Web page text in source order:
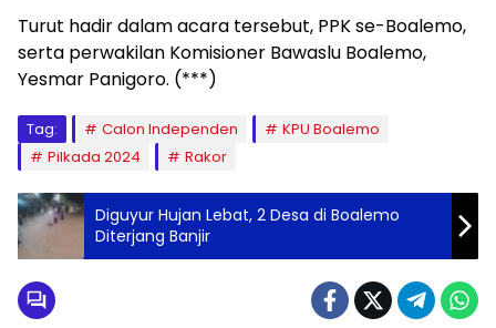
Turut hadir dalam acara tersebut, PPK se-Boalemo,
serta perwakilan Komisioner Bawaslu Boalemo,
Yesmar Panigoro. (***)
Tag: Calon Independen
KPU Boalemo
Pilkada 2024
Rakor
Diguyur Hujan Lebat, 2 Desa di Boalemo
Diterjang Banjir